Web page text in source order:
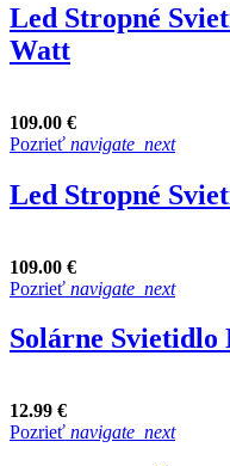
Led Stropné
Watt
109.00 €
Pozrieť navigate_next
Led Stropné
109.00 €
Pozrieť navigate_next
Solárne Svietidlo
12.99 €
Pozrieť navigate_next